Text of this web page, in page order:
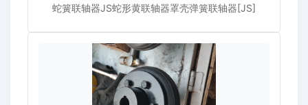
蛇簧联轴器JS蛇形黄联轴器罩壳弹簧联轴器[JS]